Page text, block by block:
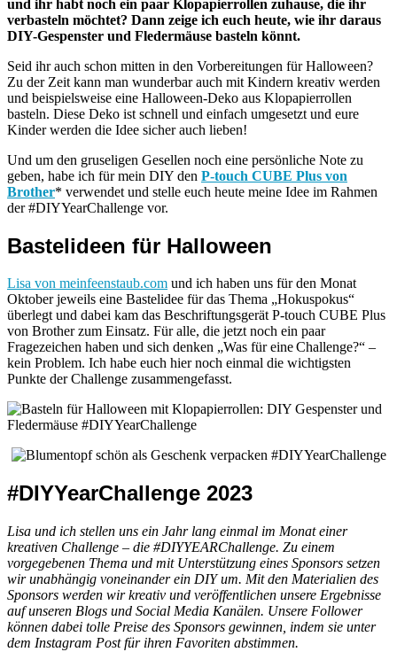
und ihr habt noch ein paar Klopapierrollen zuhause, die ihr
verbasteln möchtet? Dann zeige ich euch heute, wie ihr daraus
DIY-Gespenster und Fledermäuse basteln könnt.
Seid ihr auch schon mitten in den Vorbereitungen für Halloween?
Zu der Zeit kann man wunderbar auch mit Kindern kreativ werden
und beispielsweise eine Halloween-Deko aus Klopapierrollen
basteln. Diese Deko ist schnell und einfach umgesetzt und eure
Kinder werden die Idee sicher auch lieben!
Und um den gruseligen Gesellen noch eine persönliche Note zu
geben, habe ich für mein DIY den P-touch CUBE Plus von
Brother* verwendet und stelle euch heute meine Idee im Rahmen
der #DIYYearChallenge vor.
Bastelideen für Halloween
Lisa von meinfeenstaub.com und ich haben uns für den Monat
Oktober jeweils eine Bastelidee für das Thema „Hokuspokus“
überlegt und dabei kam das Beschriftungsgerät P-touch CUBE Plus
von Brother zum Einsatz. Für alle, die jetzt noch ein paar
Fragezeichen haben und sich denken „Was für eine Challenge?“ –
kein Problem. Ich habe euch hier noch einmal die wichtigsten
Punkte der Challenge zusammengefasst.
#DIYYearChallenge 2023
Lisa und ich stellen uns ein Jahr lang einmal im Monat einer
kreativen Challenge – die #DIYYEARChallenge. Zu einem
vorgegebenen Thema und mit Unterstützung eines Sponsors setzen
wir unabhängig voneinander ein DIY um. Mit den Materialien des
Sponsors werden wir kreativ und veröffentlichen unsere Ergebnisse
auf unseren Blogs und Social Media Kanälen. Unsere Follower
können dabei tolle Preise des Sponsors gewinnen, indem sie unter
dem Instagram Post für ihren Favoriten abstimmen.